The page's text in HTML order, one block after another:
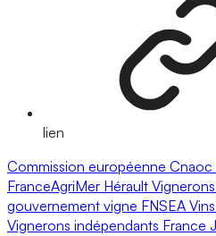
lien
Commission européenne Cnaoc
FranceAgriMer Hérault
gouvernement vigne FNSEA
Vignerons indépendants France